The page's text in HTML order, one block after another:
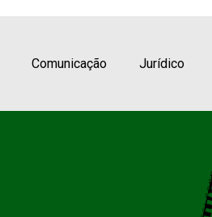
Comunicação Jurídico